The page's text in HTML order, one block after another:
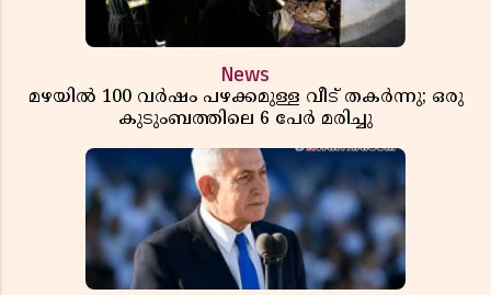
News
മഴയിൽ 100 വർഷം പഴക്കമുള്ള വീട് തകർന്നു; ഒരു
കുടുംബത്തിലെ 6 പേർ മരിച്ചു